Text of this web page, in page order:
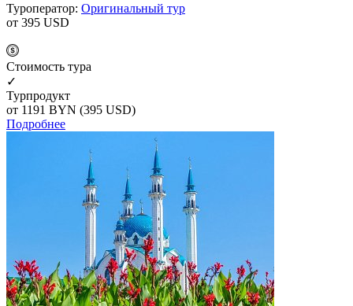
Туроператор: Оригинальный тур
от 395 USD
Cтоимость тура
✓
Турпродукт
от 1191 BYN (395 USD)
Подробнее